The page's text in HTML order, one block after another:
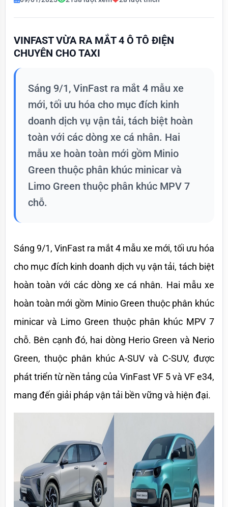
VINFAST VỪA RA MẮT 4 Ô TÔ ĐIỆN
CHUYÊN CHO TAXI
Sáng 9/1, VinFast ra mắt 4 mẫu xe
mới, tối ưu hóa cho mục đích kinh
doanh dịch vụ vận tải, tách biệt hoàn
toàn với các dòng xe cá nhân. Hai
mẫu xe hoàn toàn mới gồm Minio
Green thuộc phân khúc minicar và
Limo Green thuộc phân khúc MPV 7
chỗ.
Sáng 9/1, VinFast ra mắt 4 mẫu xe mới, tối ưu hóa
cho mục đích kinh doanh dịch vụ vận tải, tách biệt
hoàn toàn với các dòng xe cá nhân. Hai mẫu xe
hoàn toàn mới gồm Minio Green thuộc phân khúc
minicar và Limo Green thuộc phân khúc MPV 7
chỗ. Bên cạnh đó, hai dòng Herio Green và Nerio
Green, thuộc phân khúc A-SUV và C-SUV, được
phát triển từ nền tảng của VinFast VF 5 và VF e34,
mang đến giải pháp vận tải bền vững và hiện đại.